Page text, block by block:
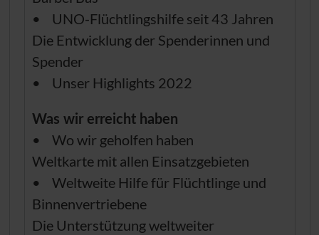
•
UNO-Flüchtlingshilfe seit 43 Jahren
Die Entwicklung der Spenderinnen und
Spender
• Unser Highlights 2022
Was wir erreicht haben
• Wo wir geholfen haben
Weltkarte mit allen Einsatzgebieten
• Weltweite Hilfe für Flüchtlinge und
Binnenvertriebene
Die Unterstützung weltweiter